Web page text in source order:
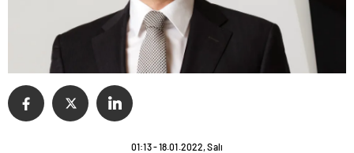
01:13 - 18.01.2022, Salı